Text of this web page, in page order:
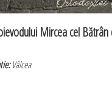
Mircea cel Bătrân
Vâlcea